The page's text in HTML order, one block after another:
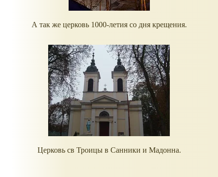
А так же церковь 1000-летия со дня крещения.
Церковь св Троицы в Санники и Мадонна.